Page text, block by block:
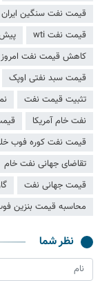
قیمت نفت سنگین ایران
قیمت نفت wti
کاهش قیمت نفت امروز
قیمت سبد نفتی اوپک
تثبیت قیمت نفت
نفت خام آمریکا
قیمت نفت کوره فوب
تقاضای جهانی نفت خام
قیمت جهانی نفت
محاسبه قیمت بنزین
نظر شما